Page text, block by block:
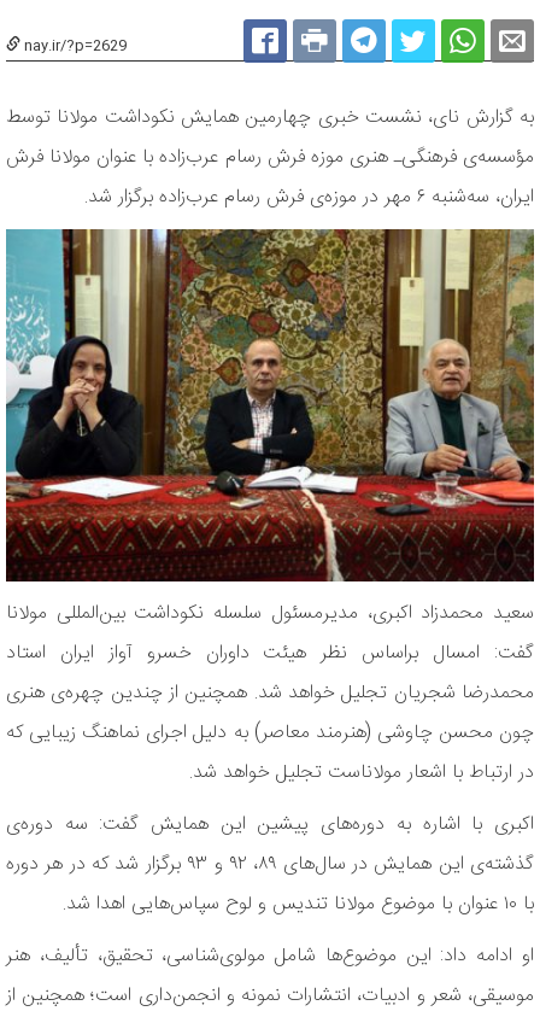
nay.ir/?p=2629
به گزارش نای، نشست خبری چهارمین همایش نکوداشت مولانا توسط
مؤسسه‌ی فرهنگی‌ـ هنری موزه فرش رسام عرب‌زاده با عنوان مولانا فرش
ایران، سه‌شنبه ۶ مهر در موزه‌ی فرش رسام عرب‌زاده برگزار شد.
سعید محمدزاد اکبری، مدیرمسئول سلسله نکوداشت بین‌المللی مولانا
گفت: امسال براساس نظر هیئت داوران خسرو آواز ایران استاد
محمدرضا شجریان تجلیل خواهد شد. همچنین از چندین چهره‌ی هنری
چون محسن چاوشی (هنرمند معاصر) به دلیل اجرای نماهنگ زیبایی که
در ارتباط با اشعار مولاناست تجلیل خواهد شد.
اکبری با اشاره به دوره‌های پیشین این همایش گفت: سه دوره‌ی
گذشته‌ی این همایش در سال‌های ۸۹، ۹۲ و ۹۳ برگزار شد که در هر دوره
با ۱۰ عنوان با موضوع مولانا تندیس و لوح سپاس‌هایی اهدا شد.
او ادامه داد: این موضوع‌ها شامل مولوی‌شناسی، تحقیق، تألیف، هنر
موسیقی، شعر و ادبیات، انتشارات نمونه و انجمن‌داری است؛ همچنین از